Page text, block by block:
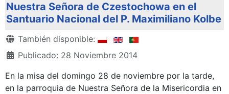
Nuestra Señora de Czestochowa en el
Santuario Nacional del P. Maximiliano Kolbe
Detalles
También disponible:
Publicado: 28 Noviembre 2014
En la misa del domingo 28 de noviembre por la tarde,
en la parroquia de Nuestra Señora de la Misericordia en